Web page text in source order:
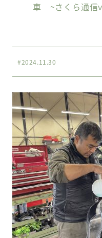
車 ~さくら通信
#2024.11.30